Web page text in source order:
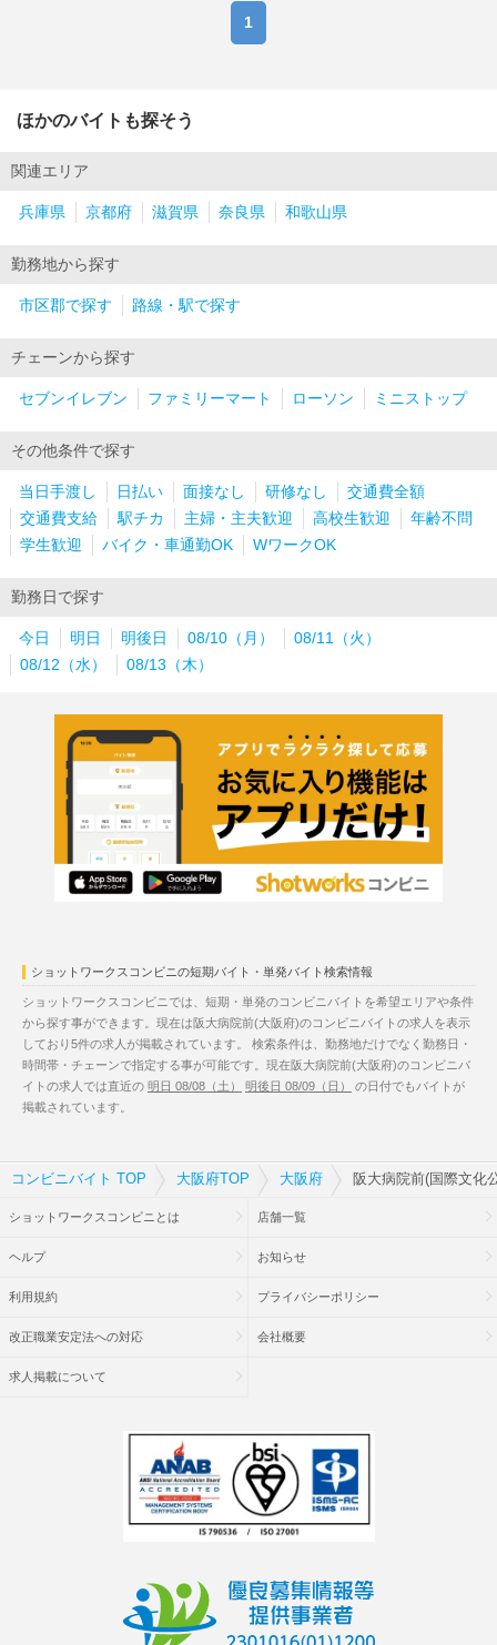
1
ほかのバイトも探そう
関連エリア
兵庫県 京都府 滋賀県 奈良県 和歌山県
勤務地から探す
市区郡で探す 路線・駅で探す
チェーンから探す
セブンイレブン ファミリーマート ローソン ミニストップ
その他条件で探す
当日手渡し 日払い 面接なし 研修なし
交通費全額
交通費支給
駅チカ 主婦・主夫歓迎 高校生歓迎
年齢不問
学生歓迎
バイク・車通勤OK WワークOK
勤務日で探す
今日 明日 明後日 08/10（月）
08/11（火）
08/12（水）
08/13（木）
ショットワークスコンビニの短期バイト・単発バイト検索情報
ショットワークスコンビニでは、短期・単発のコンビニバイトを希望エリアや条件
から探す事ができます。現在は阪大病院前(大阪府)のコンビニバイトの求人を表示
しており5件の求人が掲載されています。 検索条件は、勤務地だけでなく勤務日・
時間帯・チェーンで指定する事が可能です。現在阪大病院前(大阪府)のコンビニバ
イトの求人では直近の 明日 08/08（土） 明後日 08/09（日）
の日付でもバイトが
掲載されています。
コンビニバイト TOP 大阪府TOP 大阪府 阪大病院前(国際文化
ショットワークスコンビニとは 店舗一覧
ヘルプ お知らせ
利用規約 プライバシーポリシー
改正職業安定法への対応 会社概要
求人掲載について